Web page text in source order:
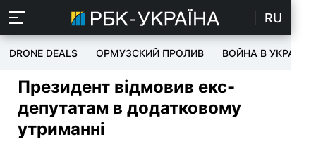
RU
DRONE DEALS ОРМУЗСКИЙ ПРОЛИВ ВОЙНА В УКРАИНЕ
Президент відмовив екс-
депутатам в додатковому
утриманні